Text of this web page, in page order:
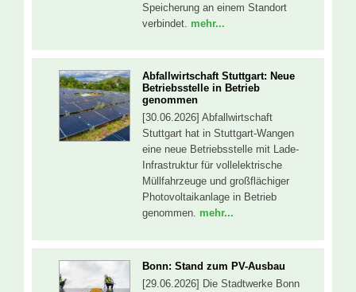
Speicherung an einem Standort
verbindet. mehr...
Abfallwirtschaft Stuttgart: Neue
Betriebsstelle in Betrieb
genommen
[30.06.2026] Abfallwirtschaft
Stuttgart hat in Stuttgart-Wangen
eine neue Betriebsstelle mit Lade-
Infrastruktur für vollelektrische
Müllfahrzeuge und großflächiger
Photovoltaikanlage in Betrieb
genommen. mehr...
Bonn: Stand zum PV-Ausbau
[29.06.2026] Die Stadtwerke Bonn